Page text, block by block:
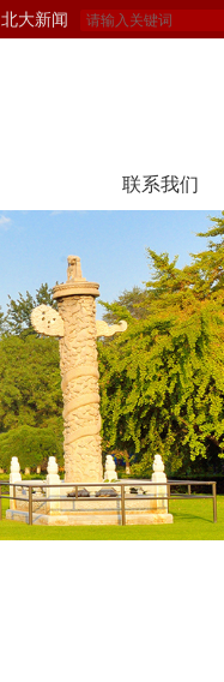
北大新闻
联系我们